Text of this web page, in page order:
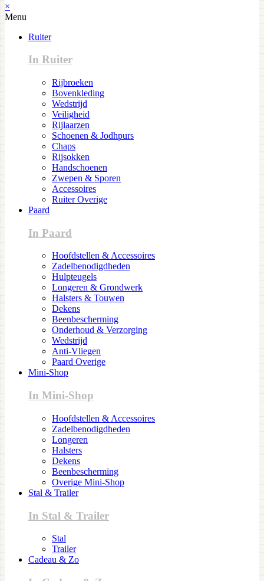
×
Menu
Ruiter
In Ruiter
Rijbroeken
Bovenkleding
Wedstrijd
Veiligheid
Rijlaarzen
Schoenen & Jodhpurs
Chaps
Rijsokken
Handschoenen
Zwepen & Sporen
Accessoires
Ruiter Overige
Paard
In Paard
Hoofdstellen & Accessoires
Zadelbenodigdheden
Hulpteugels
Longeren & Grondwerk
Halsters & Touwen
Dekens
Beenbescherming
Onderhoud & Verzorging
Wedstrijd
Anti-Vliegen
Paard Overige
Mini-Shop
In Mini-Shop
Hoofdstellen & Accessoires
Zadelbenodigdheden
Longeren
Halsters
Dekens
Beenbescherming
Overige Mini-Shop
Stal & Trailer
In Stal & Trailer
Stal
Trailer
Cadeau & Zo